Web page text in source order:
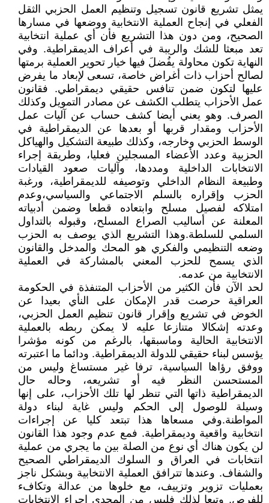
يمثل تشريع قانون تسجيل وتنظيم العمل الحزبي الثقل
الفعلي في إنجاح العملية الانتخابية ووضعها في مسارها
الصحيح، ومن دون هذا التشريع فأن أي عملية انتخابية
تعد مبعثا للشك والريبة في أعراف الديمقراطية. وفي
النهاية تكون محاولة يفُضلَ فيها خيار تحوير العملية برمتها
لصالح أحزاب ذات أغراض خاصة، تسعى لإبعاد ما يفرض
عليها لتكون ضمن تنافس حقيقي ديمقراطي. فقانون
عمل الأحزاب يتطلب الكشف عن مصادر التمويل وكذلك
الصرف. وهو يعني أيضا كشف حساب عن آليات عمل
الأحزاب ومقدار قربها أو بعدها عن الديمقراطية في
الوسط الحزبي وخارجه، وكذلك طبيعة التشكيل والهياكل
الحزبية وعدد الأعضاء المسجلين فعليا، وطريقة إجراء
الانتخابات الداخلية ومددها، وآليات صعود القيادات
وطبيعة النظام الداخلي وتوصيفه للديمقراطية، ورغبة
الحزب وإقراره بالسلم الاجتماعي والسياسي،وعدم
امتلاكه لفصيل مسلح وابتعاده قطعا وضمن أدبياته
المعلنة عن أساليب الصراع المسلح، وقبوله بالتداول
السلمي للسلطة.وهذا التشريع الذي يوصف به الحزب
وضعه التنظيمي والفكري هو المحك والمدخل والقانون
الذي يسمح للحزب المعني بالمشاركة في العملية
الانتخابية من عدمه.
لحد الآن فأن الكثير من الأحزاب المتنفذة في الحكومة
العراقية حرصت قدر الإمكان على النأي بعيدا عن
الخوض في تشريع وإقرار قانون تنظيم العمل الحزبي،
وعدته إشكالا متنازعا عليه لا يمكن ربطه بالعملية
الانتخابية الحالية وماسبقها، بالرغم من كونه مؤشرا
يؤسس لبناء حقيقي للدولة الديمقراطية. ودائما ما اعتبرته
ووفق رؤاها السياسية، ترفا غير مستساغ وليس من
المستحسن النظر فيه أو تشريعه، وحاله حال
الديمقراطية ذاتها التي تنظر لها تلك الأحزاب، على إنها
وسيلة للوصول إلى الحكم وليس غاية لبناء دولة
المواطنة.وفي مسعاها هذا تبتعد كليا عن إجراءات
انتخابية واقعية وديمقراطية. فمع عدم وجود هذا القانون
لن يكون هناك أي نوع من الصلة بين ما يجري من عملية
انتخابات في العراق و السلوك الديمقراطي الصحيح
والشفاف. وعندها تترافق العملية الانتخابية وبشكل ناجز
بعمليات تزوير وتزييف، مع خلوها من عدالة وتكافء
للفرص. وتبعا لذلك فليس من المجدي إجراء الانتخابات